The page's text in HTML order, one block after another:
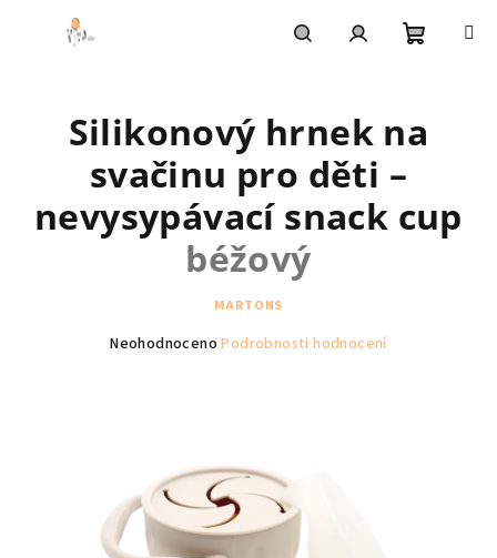
košík
Silikonový hrnek na
svačinu pro děti –
nevysypávací snack cup
béžový
MARTONS
Průměrné
hvězdiček.
Neohodnoceno Podrobnosti hodnocení